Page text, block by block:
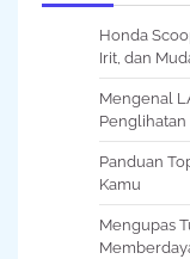
Honda
Irit, dan
Mengenal
Panduan
Kamu
Mengupas